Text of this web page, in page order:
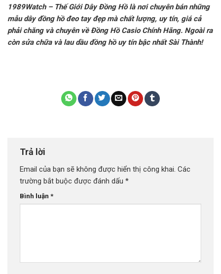
1989Watch – Thế Giới Dây Đồng Hồ là nơi chuyên bán những
mẫu dây đồng hồ đeo tay đẹp mà chất lượng, uy tín, giá cả
phải chăng và chuyên về Đồng Hồ Casio Chính Hãng. Ngoài ra
còn sửa chữa và lau dầu đồng hồ uy tín bậc nhất Sài Thành!
Trả lời
Email của bạn sẽ không được hiển thị công khai. Các
trường bắt buộc được đánh dấu *
Bình luận *